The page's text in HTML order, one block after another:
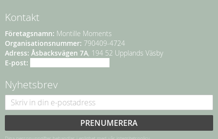
Kontakt
Företagsnamn: Montille Moments
Organisationsnummer: 790409-4724
Adress: Åsbacksvägen 7A, 194 52 Upplands Väsby
E-post:
Nyhetsbrev
PRENUMERERA